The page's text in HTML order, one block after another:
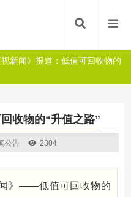
视新闻》报道：低值可回收物的
收物的“升值之路”
公告 2304
》——低值可回收物的